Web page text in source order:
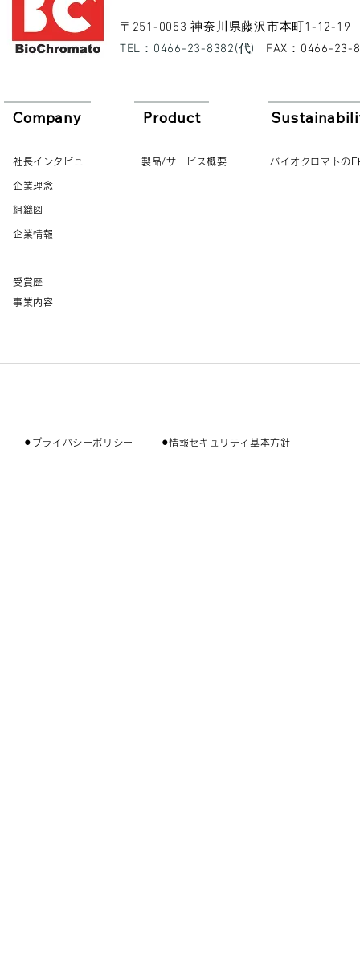
​〒251-0053 神奈川県藤沢市本町1-12-19
​TEL：0466-23-8382(代)
​FAX：0466-23-
Company
社長インタビュー
企業理念
組織図
企業情報
受賞歴
Product
製品/サービス概要
事業内容
バイオクロマトの
⚫︎プライバシーポリシー ⚫︎情報セキュリティ基本方針